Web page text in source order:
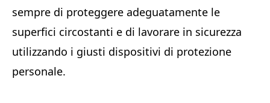
sempre di proteggere adeguatamente le
superfici circostanti e di lavorare in sicurezza
utilizzando i giusti dispositivi di protezione
personale.